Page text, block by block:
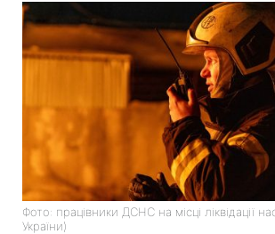
Фото: працівники ДСНС на місці ліквідації
України)